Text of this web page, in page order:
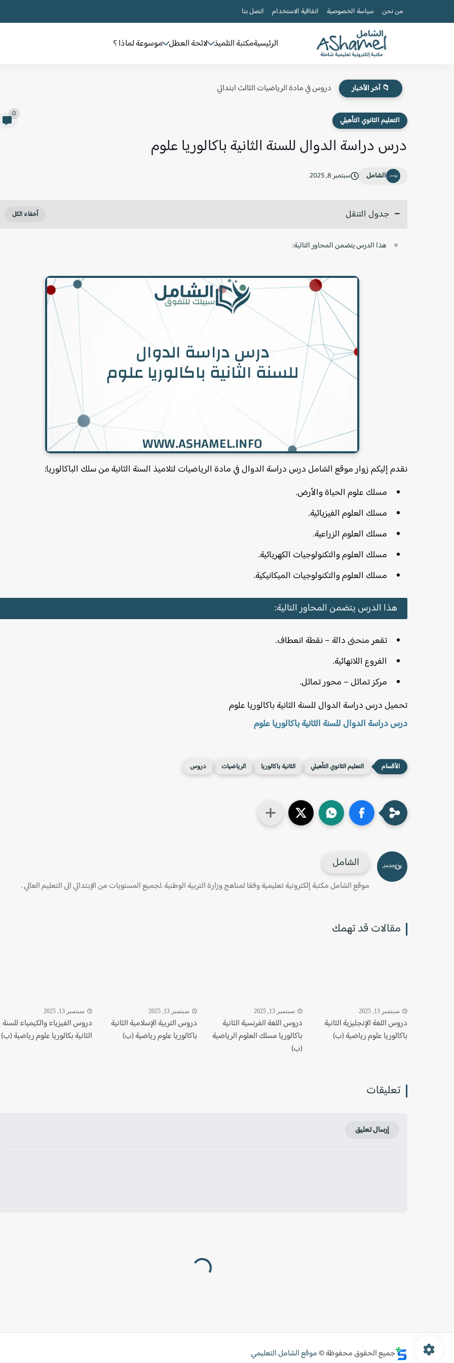
من نحن سياسة الخصوصية اتفاقية الاستخدام اتصل بنا
الرئيسيةمكتبة التلميذ لائحة العطل موسوعة لماذا ؟
📁 آخر الأخبار دروس في مادة الرياضيات الثالث ابتدائي
التعليم الثانوي التأهيلي
0
درس دراسة الدوال للسنة الثانية باكالوريا علوم
الشامل سبتمبر 8, 2025
جدول التنقل
هذا الدرس يتضمن المحاور التالية:
نقدم إليكم زوار موقع الشامل درس دراسة الدوال في مادة الرياضيات لتلاميذ السنة الثانية من سلك الباكالوريا:
مسلك علوم الحياة والأرض.
مسلك العلوم الفيزيائية.
مسلك العلوم الزراعية.
مسلك العلوم والتكنولوجيات الكهربائية.
مسلك العلوم والتكنولوجيات الميكانيكية.
هذا الدرس يتضمن المحاور التالية:
تقعر منحنى دالة – نقطة انعطاف.
الفروع اللانهائية.
مركز تماثل – محور تماثل.
تحميل درس دراسة الدوال للسنة الثانية باكالوريا علوم
درس دراسة الدوال للسنة الثانية باكالوريا علوم
التعليم الثانوي التأهيلي الثانية باكالوريا الرياضيات دروس
الشامل
موقع الشامل مكتبة إلكترونية تعليمية وفقا لمناهج وزارة التربية الوطنية .لجميع المستويات من الإبتدائي الى التعليم العالي .
مقالات قد تهمك
سبتمبر 13, 2025
دروس اللغة الإنجليزية الثانية
باكالوريا علوم رياضية (ب)
سبتمبر 13, 2025
دروس اللغة الفرنسية الثانية
باكالوريا مسلك العلوم الرياضية
(ب)
سبتمبر 13, 2025
دروس التربية الإسلامية الثانية
باكالوريا علوم رياضية (ب)
سبتمبر 13, 2025
دروس الفيزياء والكيمياء للسنة
الثانية بكالوريا علوم رياضية (ب)
تعليقات
إرسال تعليق
جميع الحقوق محفوظة ©موقع الشامل التعليمي